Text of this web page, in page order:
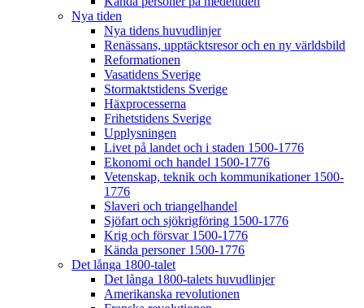
Nya tiden
Nya tidens huvudlinjer
Renässans, upptäcktsresor och en ny världsbild
Reformationen
Vasatidens Sverige
Stormaktstidens Sverige
Häxprocesserna
Frihetstidens Sverige
Upplysningen
Livet på landet och i staden 1500-1776
Ekonomi och handel 1500-1776
Vetenskap, teknik och kommunikationer 1500-
1776
Slaveri och triangelhandel
Sjöfart och sjökrigföring 1500-1776
Krig och försvar 1500-1776
Kända personer 1500-1776
Det långa 1800-talet
Det långa 1800-talets huvudlinjer
Amerikanska revolutionen